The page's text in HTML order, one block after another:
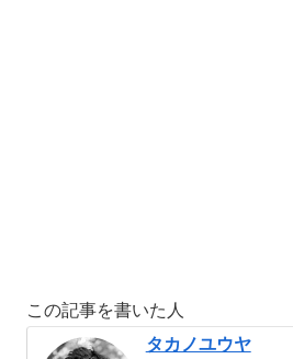
この記事を書いた人
タカノユウヤ